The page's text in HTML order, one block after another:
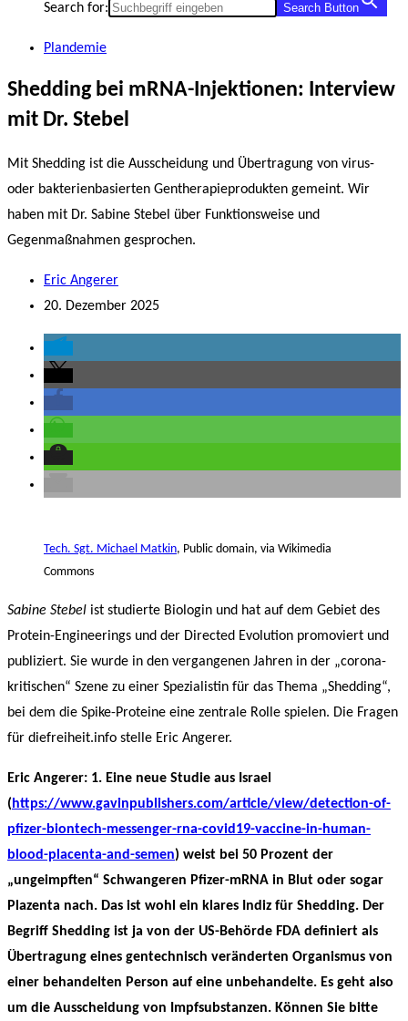
Search for: Search Button
Plandemie
Shedding bei mRNA-Injektionen: Interview
mit Dr. Stebel
Mit Shedding ist die Ausscheidung und Übertragung von virus-
oder bakterienbasierten Gentherapieprodukten gemeint. Wir
haben mit Dr. Sabine Stebel über Funktionsweise und
Gegenmaßnahmen gesprochen.
Eric Angerer
20. Dezember 2025
Tech. Sgt. Michael Matkin, Public domain, via Wikimedia
Commons
Sabine Stebel ist studierte Biologin und hat auf dem Gebiet des
Protein-Engineerings und der Directed Evolution promoviert und
publiziert. Sie wurde in den vergangenen Jahren in der „corona-
kritischen“ Szene zu einer Spezialistin für das Thema „Shedding“,
bei dem die Spike-Proteine eine zentrale Rolle spielen. Die Fragen
für diefreiheit.info stelle Eric Angerer.
Eric Angerer: 1. Eine neue Studie aus Israel
( https://www.gavinpublishers.com/article/view/detection-of-
pfizer-biontech-messenger-rna-covid19-vaccine-in-human-
blood-placenta-and-semen) weist bei 50 Prozent der
„ungeimpften“ Schwangeren Pfizer-mRNA in Blut oder sogar
Plazenta nach. Das ist wohl ein klares Indiz für Shedding. Der
Begriff Shedding ist ja von der US-Behörde FDA definiert als
Übertragung eines gentechnisch veränderten Organismus von
einer behandelten Person auf eine unbehandelte. Es geht also
um die Ausscheidung von Impfsubstanzen. Können Sie bitte